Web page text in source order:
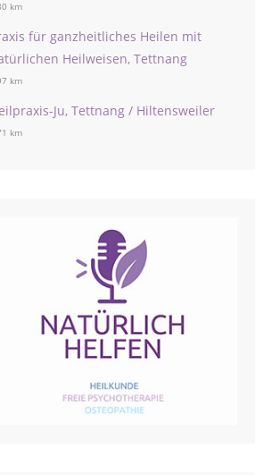
km
für ganzheitliches Heilen mit
Heilweisen, Tettnang
km
Ju, Tettnang / Hiltensweiler
km